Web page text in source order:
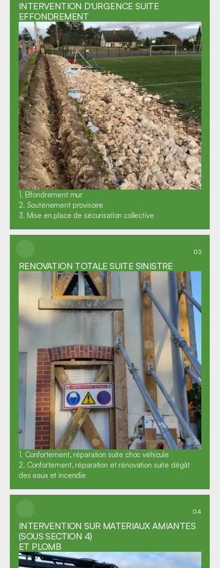
INTERVENTION D'URGENCE SUITE
EFFONDREMENT
1. Effondrement mur
2. Soutènement provisoire
3. Mise en place de sécurisation collective
03
RENOVATION TOTALE SUITE SINISTRE
1. Confortement, réparation suite choc véhicule
2. Confortement, réparation et rénovation suite dégât
des eaux et incendie
04
INTERVENTION SUR MATERIAUX AMIANTES
(SOUS SECTION 4)
ET PLOMB